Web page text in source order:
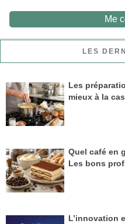
Me
LES
Les
mieux à la
Quel café en
Les bons
L’innovation